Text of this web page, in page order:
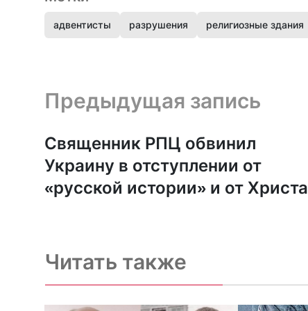
адвентисты разрушения религиозные здания
Предыдущая запись и следующая запись
Предыдущая запись
Священник РПЦ обвинил
Украину в отступлении от
«русской истории» и от Христа
Читать также